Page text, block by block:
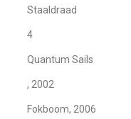
Staaldraad
4
Quantum Sails
, 2002
Fokboom, 2006